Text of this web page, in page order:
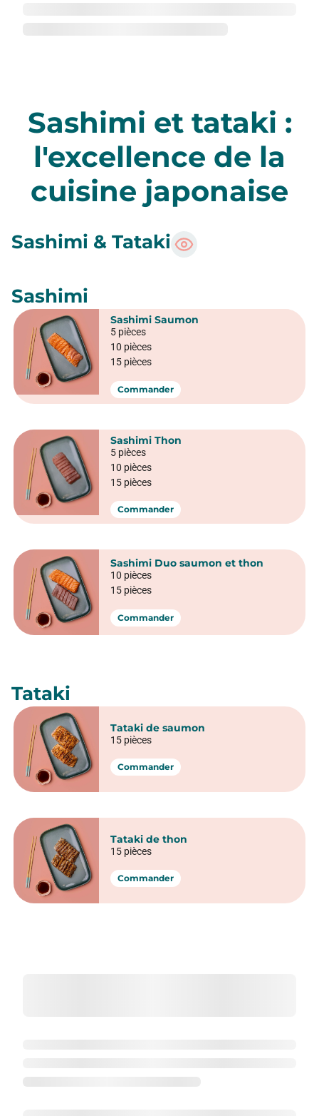
Sashimi et tataki :
l'excellence de la
cuisine japonaise
Sashimi & Tataki
Sashimi
Sashimi Saumon
5 pièces
10 pièces
15 pièces
Commander
Sashimi Thon
5 pièces
10 pièces
15 pièces
Commander
Sashimi Duo saumon et thon
10 pièces
15 pièces
Commander
Tataki
Tataki de saumon
15 pièces
Commander
Tataki de thon
15 pièces
Commander